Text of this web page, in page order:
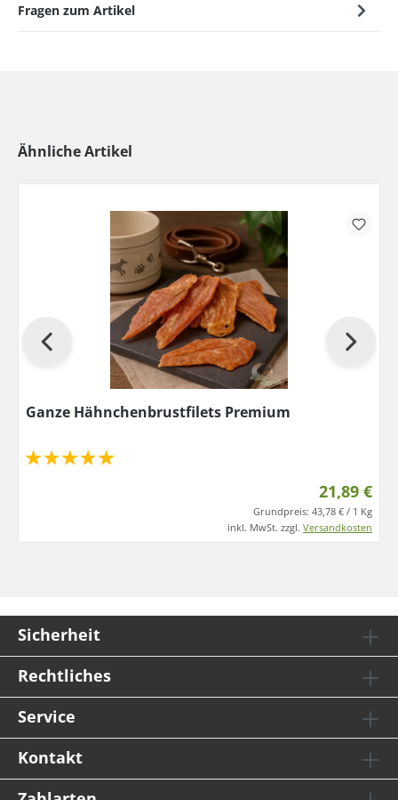
Fragen zum Artikel
Ähnliche Artikel
Ganze Hähnchenbrustfilets Premium
21,89 €
Grundpreis: 43,78 € / 1 Kg
inkl. MwSt. zzgl. Versandkosten
Sicherheit
Rechtliches
Service
Kontakt